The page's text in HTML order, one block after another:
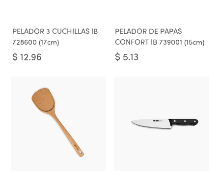
PELADOR 3 CUCHILLAS IB
728600 (17cm)
$ 12.96
PELADOR DE PAPAS
CONFORT IB 739001 (15cm)
$ 5.13